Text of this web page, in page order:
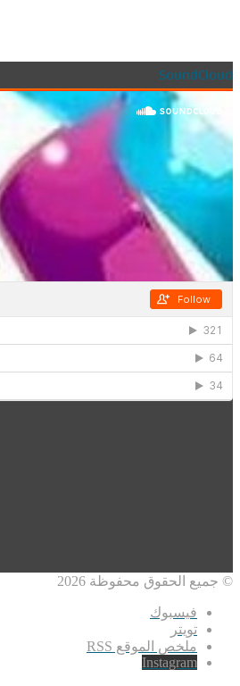
SoundCloud
© جميع الحقوق محفوظة 2026
فيسبوك
تويتر
ملخص الموقع RSS
Instagram